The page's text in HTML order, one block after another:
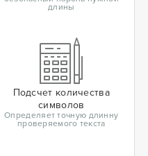
длины
Подсчет количества
символов
Определяет точную длинну
проверяемого текста